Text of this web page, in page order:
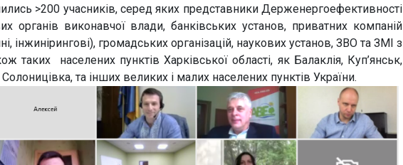
>200 учасників, серед яких представники Держенергоефективності
органів виконавчої влади, банківських установ, приватних компаній
інжинірингові), громадських організацій, наукових установ, ЗВО та ЗМІ з
таких населених пунктів Харківської області, як Балаклія, Куп’янськ,
та інших великих і малих населених пунктів України.